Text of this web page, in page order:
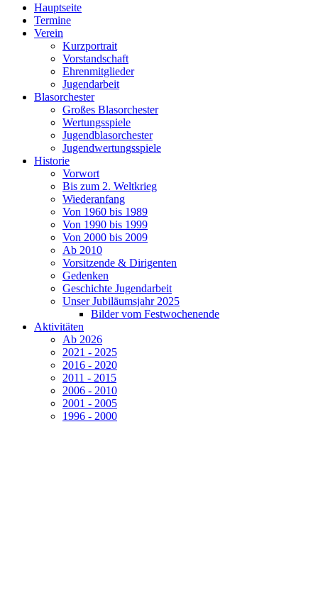
Hauptseite
Termine
Verein
Kurzportrait
Vorstandschaft
Ehrenmitglieder
Jugendarbeit
Blasorchester
Großes Blasorchester
Wertungsspiele
Jugendblasorchester
Jugendwertungsspiele
Historie
Vorwort
Bis zum 2. Weltkrieg
Wiederanfang
Von 1960 bis 1989
Von 1990 bis 1999
Von 2000 bis 2009
Ab 2010
Vorsitzende & Dirigenten
Gedenken
Geschichte Jugendarbeit
Unser Jubiläumsjahr 2025
Bilder vom Festwochenende
Aktivitäten
Ab 2026
2021 - 2025
2016 - 2020
2011 - 2015
2006 - 2010
2001 - 2005
1996 - 2000